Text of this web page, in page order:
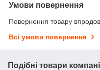
Умови повернення
Повернення товару
Всі умови повернення
Подібні товари